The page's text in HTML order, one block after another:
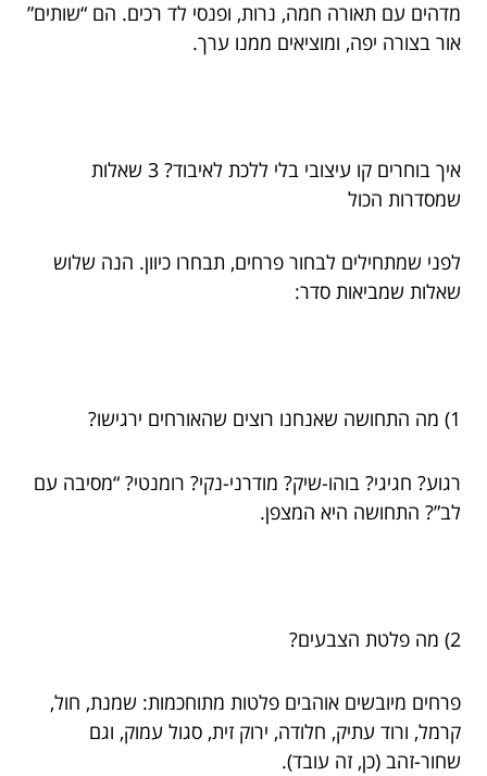
מדהים עם תאורה חמה, נרות, ופנסי לד רכים. הם “שותים”
אור בצורה יפה, ומוציאים ממנו ערך.
איך בוחרים קו עיצובי בלי ללכת לאיבוד? 3 שאלות
שמסדרות הכול
לפני שמתחילים לבחור פרחים, תבחרו כיוון. הנה שלוש
שאלות שמביאות סדר:
1) מה התחושה שאנחנו רוצים שהאורחים ירגישו?
רגוע? חגיגי? בוהו-שיק? מודרני-נקי? רומנטי? “מסיבה עם
לב”? התחושה היא המצפן.
2) מה פלטת הצבעים?
פרחים מיובשים אוהבים פלטות מתוחכמות: שמנת, חול,
קרמל, ורוד עתיק, חלודה, ירוק זית, סגול עמוק, וגם
שחור-זהב (כן, זה עובד).